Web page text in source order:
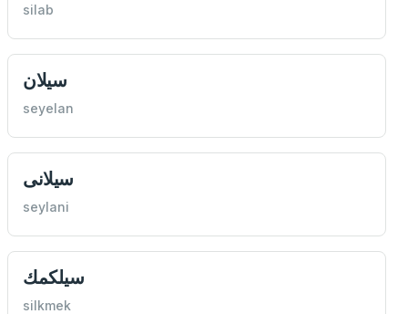
silab
سيلان
seyelan
سيلانی
seylani
سيلكمك
silkmek